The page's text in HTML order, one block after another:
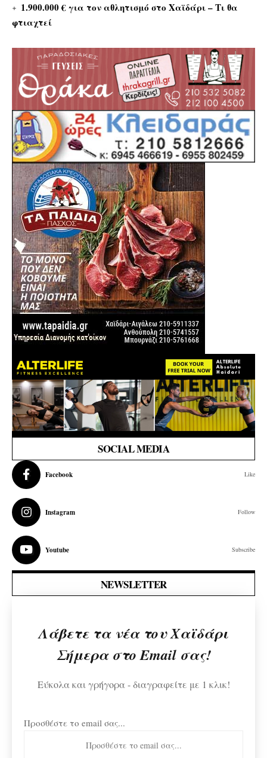
1.900.000 € για τον αθλητισμό στο Χαϊδάρι – Τι θα
φτιαχτεί
SOCIAL MEDIA
Facebook Like
Instagram Follow
Youtube Subscribe
NEWSLETTER
Λάβετε τα νέα του Χαϊδάρι
Σήμερα στο Email σας!
Εύκολα και γρήγορα - διαγραφείτε με 1 κλικ!
Προσθέστε το email σας...